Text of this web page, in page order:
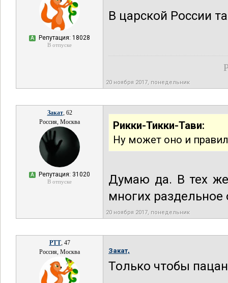
А Репутация: 18028
В отпуске
В царской России
20 ноября 2017, понедельник
Закат, 62
Россия, Москва
А Репутация: 31020
В отпуске
Рикки-Тикки-Тави:
Ну может оно и
Думаю да. В тех
многих раздельное
20 ноября 2017, понедельник
РТТ, 47
Россия, Москва
Закат,
Только чтобы